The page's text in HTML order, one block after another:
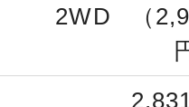
2WD
（